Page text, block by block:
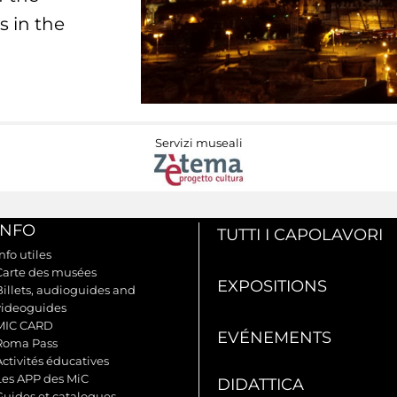
in the
Servizi museali
utiles
des musées
audioguides and
CARD
Pass
éducatives
APP des MiC
TUTTI I CAPOLAVORI
EXPOSITIONS
EVÉNEMENTS
DIDATTICA